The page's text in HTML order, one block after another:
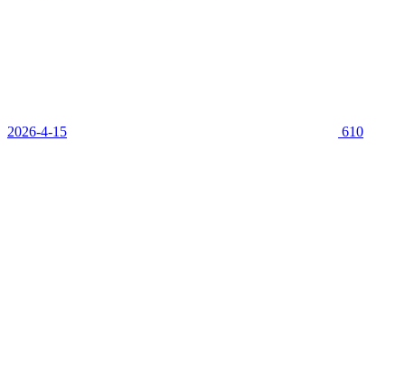
2026-4-15 610